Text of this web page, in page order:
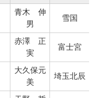
青木 伸
男
雪国
赤澤 正
実
富士宮
大久保元
美
埼玉北辰